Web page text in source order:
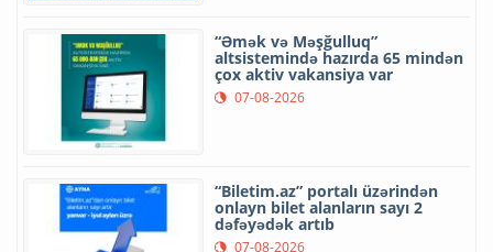
“Əmək və Məşğulluq”
altsistemində hazırda 65 mindən
çox aktiv vakansiya var
07-08-2026
“Biletim.az” portalı üzərindən
onlayn bilet alanların sayı 2
dəfəyədək artıb
07-08-2026